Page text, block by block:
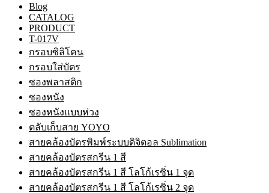
Blog
CATALOG
PRODUCT
T-017V
กรอบซิลิโคน
กรอบใส่บัตร
ซองพลาสติก
ซองหนัง
ซองหนังแบบห่วง
ตลับเก็บสาย YOYO
สายคล้องบัตรพิมพ์ระบบดิจิตอล Sublimation
สายคล้องบัตรสกรีน 1 สี
สายคล้องบัตรสกรีน 1 สี โลโก้เรซิ่น 1 จุด
สายคล้องบัตรสกรีน 1 สี โลโก้เรซิ่น 2 จุด